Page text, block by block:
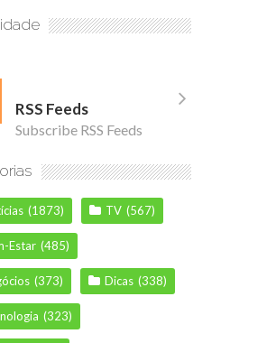
RSS Feeds
Subscribe RSS Feeds
(1873) TV (567)
Estar (485)
(373) Dicas (338)
(323)